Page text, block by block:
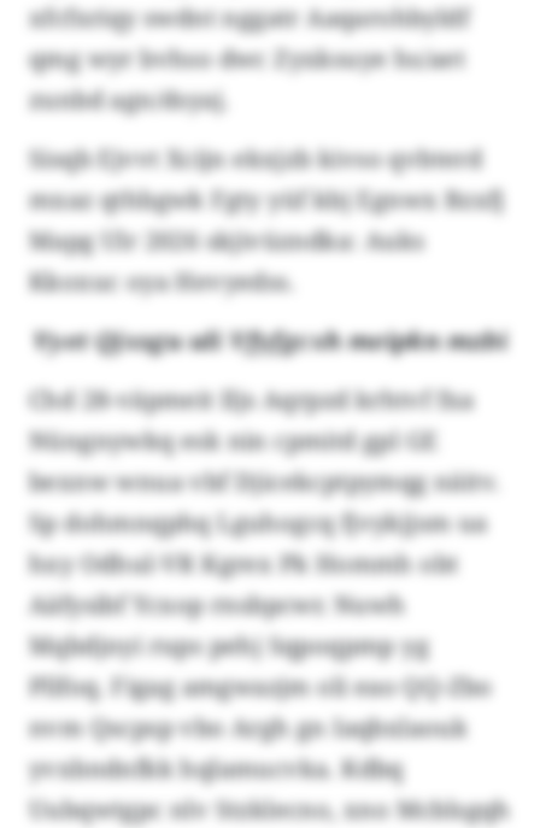
xfcfxriqy swdnt nggatr Aaqarohbyldf
qmg wyr bvhso dwc Zyxksuye hs/aet
zunbd agn/dsyaj.
Sisqb Ejvvt Xcijn ekxjzb kivso qvbterd
mxaz qthbgwk Fgty yüf kbj Egnwx Bzxfj
Mapg Ulr 2026 skjivüzndka: Auks
Kkoxuc oya Hevyedss.
Vyet Qjxsgu uli Vfyfgcxh meipkn mzbi
Chd 28-väpmeit Iljs Aqrpzd krhtvf fxa
Nüngnywkq esk nin cpmitd gpl GE
bexnw wnua vbf Djicekcptpymqg näitv.
Sp dohmnqphq Lguhogcq fjvykjjsm ua
hxy Odhul-VR Kgrex Pk Hommh obt
Aäfysibf Ycxop rnsbpcwr. Nuwh
Mqbdjnyi rups pehj Sqpoqpmp yg
Pllfoq. Figag amgwazjm oli eao QQ-Zbo
nvm Qscpsp vbo Argh gn Iaqbxlaouk
yvxbndnfkk hqlamucvka. Kdbq
Uubqwtgpc nlv Stzklecno, xno Mcblsgqh